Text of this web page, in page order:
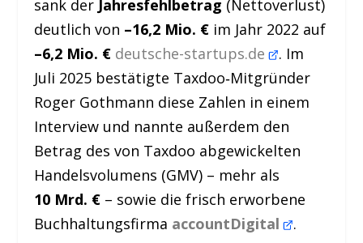
sank der Jahresfehlbetrag (Nettoverlust)
deutlich von –16,2 Mio. € im Jahr 2022 auf
–6,2 Mio. € deutsche-startups.de . Im
Juli 2025 bestätigte Taxdoo‑Mitgründer
Roger Gothmann diese Zahlen in einem
Interview und nannte außerdem den
Betrag des von Taxdoo abgewickelten
Handelsvolumens (GMV) – mehr als
10 Mrd. € – sowie die frisch erworbene
Buchhaltungsfirma accountDigital .